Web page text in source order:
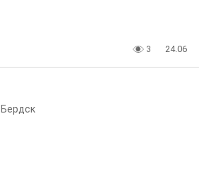
3 24.06
Бердск